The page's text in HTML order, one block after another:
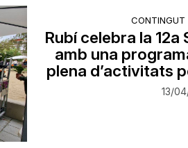
CONTINGUT
Rubí celebra la
amb una
plena d’activitats
13/